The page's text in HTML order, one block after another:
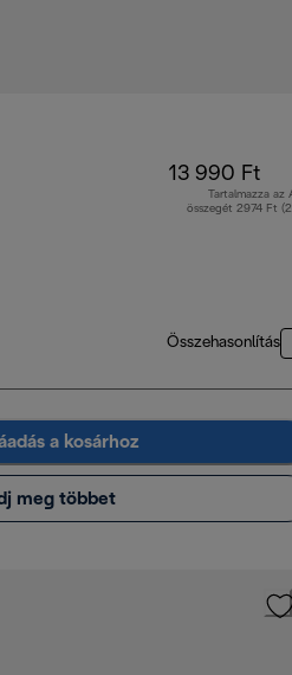
13 990 Ft
Tartalmazza az
összegét 2974 Ft
Összehasonlítás
a kosárhoz
meg többet